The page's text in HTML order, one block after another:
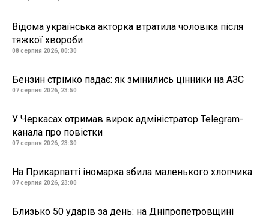
Відома українська акторка втратила чоловіка після
тяжкої хвороби
08 серпня 2026, 00:30
Бензин стрімко падає: як змінились цінники на АЗС
07 серпня 2026, 23:50
У Черкасах отримав вирок адміністратор Telegram-
канала про повістки
07 серпня 2026, 23:30
На Прикарпатті іномарка збила маленького хлопчика
07 серпня 2026, 23:00
Близько 50 ударів за день: на Дніпропетровщині